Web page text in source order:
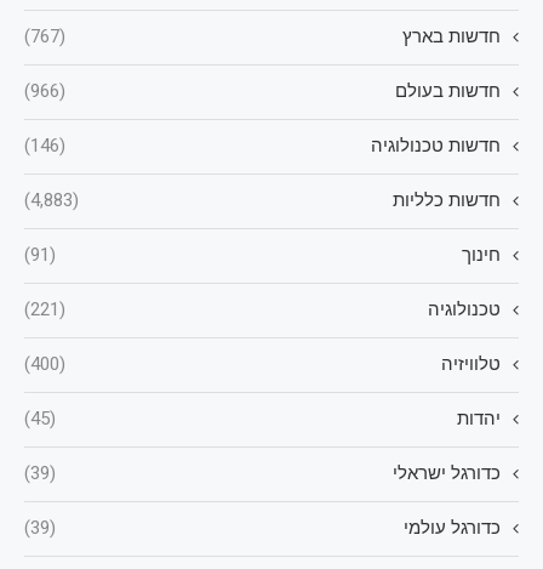
חדשות בארץ (767)
חדשות בעולם (966)
חדשות טכנולוגיה (146)
חדשות כלליות (4,883)
חינוך (91)
טכנולוגיה (221)
טלוויזיה (400)
יהדות (45)
כדורגל ישראלי (39)
כדורגל עולמי (39)